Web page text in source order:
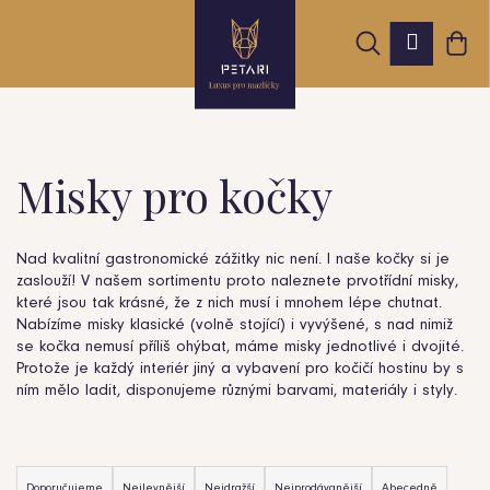
Hledat
Misky pro kočky
Nad kvalitní gastronomické zážitky nic není. I naše kočky si je
zaslouží! V našem sortimentu proto naleznete prvotřídní misky,
které jsou tak krásné, že z nich musí i mnohem lépe chutnat.
Nabízíme misky klasické (volně stojící) i vyvýšené, s nad nimiž
se kočka nemusí příliš ohýbat, máme misky jednotlivé i dvojité.
Protože je každý interiér jiný a vybavení pro kočičí hostinu by s
ním mělo ladit, disponujeme různými barvami, materiály i styly.
Ř
š
k
C
o
p
o
t
e